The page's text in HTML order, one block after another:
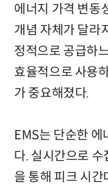
에너지 가격 변동
개념 자체가 달라
정적으로 공급하
효율적으로 사용
가 중요해졌다.
EMS는 단순한 에
다. 실시간으로
을 통해 피크 시